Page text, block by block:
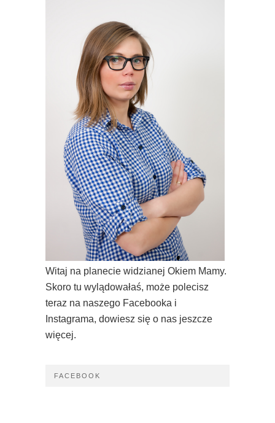
Witaj na planecie widzianej Okiem Mamy.
Skoro tu wylądowałaś, może polecisz
teraz na naszego Facebooka i
Instagrama, dowiesz się o nas jeszcze
więcej.
FACEBOOK